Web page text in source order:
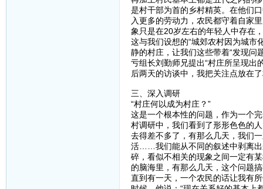
是村干部为首的乡村精英。在他们
入更多的劳动力，农民都守着自家
象只是在20岁左右的年轻人中存在
这与我们设想的“城郊农村因为城市
静的村庄，让我们这些带着“发现问
亏组长刘勤师兄提出“村庄所呈现出
后两天的访谈中，我把关注点放在
三、深入调研
“村庄何以成为村庄？”
这是一个根本性的问题，作为一个
村调研中，我们看到了形形色色的
去得差不多了，有那么几天，我们
活……我们能从不同的叙述中剥离出
碎，看似不相关的现象之间一定有
的脑海里，有那么几天，这个问题
直到有一天，一个农民的话让我有